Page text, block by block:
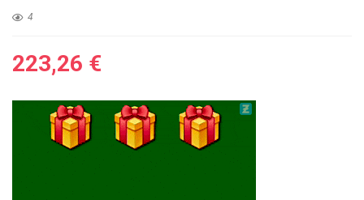
4
223,26 €